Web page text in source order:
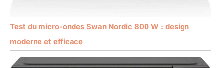
Test du micro-ondes Swan Nordic 800 W : design
moderne et efficace